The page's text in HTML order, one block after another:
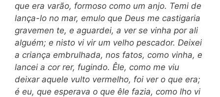
que era varão, formoso como um anjo. Temi de
lança-lo no mar, emulo que Deus me castigaria
gravemen te, e aguardei, a ver se vinha por ali
alguém; e nisto vi vir um velho pescador. Deixei
a criança embrulhada, nos fatos, como vinha, e
lancei a cor rer, fugindo. Êle, como me viu
deixar aquele vulto vermelho, foi ver o que era;
é eu, que esperava o que êle fazia, como lho vi